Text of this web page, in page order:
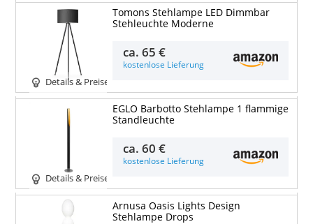
Details & Preise
Tomons Stehlampe LED Dimmbar
Stehleuchte Moderne
ca.65 €
kostenlose Lieferung
Details & Preise
EGLO Barbotto Stehlampe 1 flammige
Standleuchte
ca.60 €
kostenlose Lieferung
Arnusa Oasis Lights Design
Stehlampe Drops